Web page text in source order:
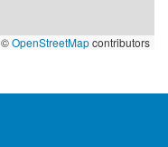
©OpenStreetMapcontributors